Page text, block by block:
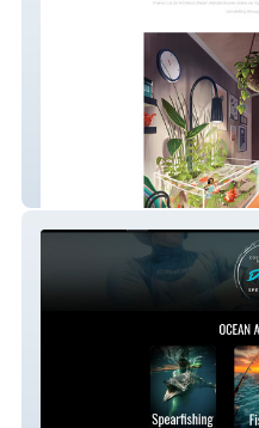
Ryma Starrylight